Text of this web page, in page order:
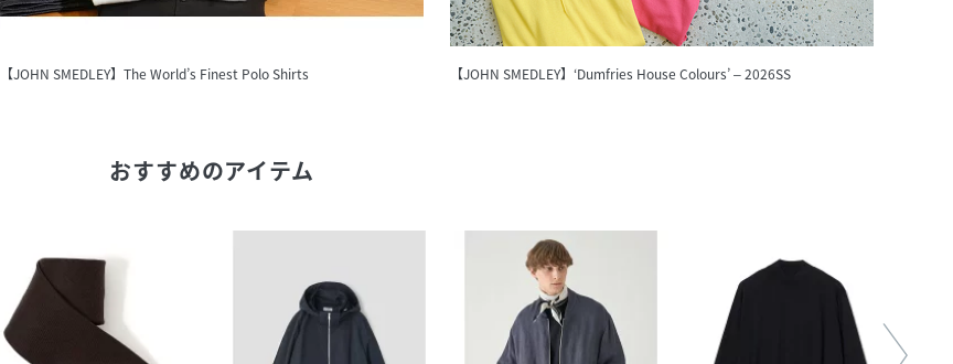
【JOHN SMEDLEY】The World’s Finest Polo Shirts 【JOHN SMEDLEY】‘Dumfries House Colours’ – 2026SS
おすすめのアイテム